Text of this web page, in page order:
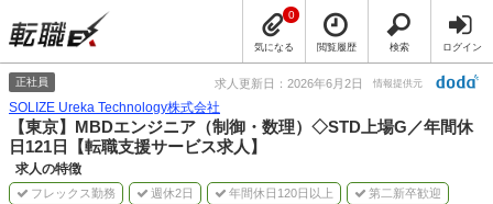
気になる
0
閲覧履歴 検索 ログイン
正社員 求人更新日：2026年6月2日 情報提供元
SOLIZE Ureka Technology株式会社
【東京】MBDエンジニア（制御・数理）◇STD上場G／年間休
日121日【転職支援サービス求人】
求人の特徴
フレックス勤務 週休2日 年間休日120日以上 第二新卒歓迎